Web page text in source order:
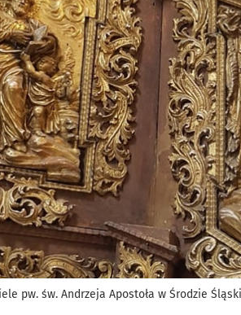
pw. św. Andrzeja Apostoła w Środzie